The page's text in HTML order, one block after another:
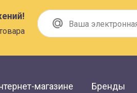
магазине
Бренды